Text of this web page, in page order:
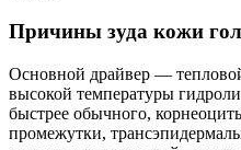
Причины зуда кожи
Основной драйвер —
высокой температуры
быстрее обычного,
промежутки,